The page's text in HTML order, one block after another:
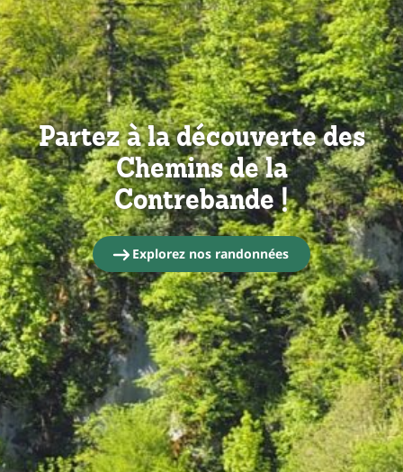
Partez à la découverte des
Chemins de la
Contrebande !
Explorez nos randonnées